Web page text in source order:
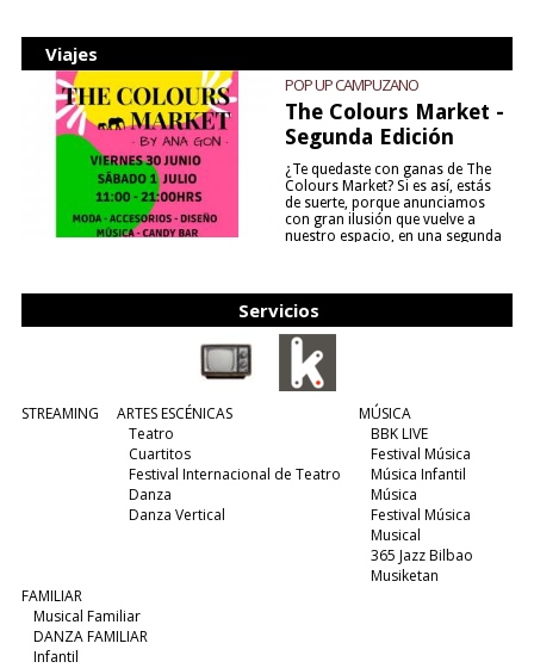
Viajes
POP UP CAMPUZANO
The Colours Market -
Segunda Edición
¿Te quedaste con ganas de The
Colours Market? Si es así, estás
de suerte, porque anunciamos
con gran ilusión que vuelve a
nuestro espacio, en una segunda
Servicios
STREAMING
ARTES ESCÉNICAS
Teatro
Cuartitos
Festival Internacional de Teatro
Danza
Danza Vertical
MÚSICA
BBK LIVE
Festival Música
Música Infantil
Música
Festival Música
Musical
365 Jazz Bilbao
Musiketan
FAMILIAR
Musical Familiar
DANZA FAMILIAR
Infantil